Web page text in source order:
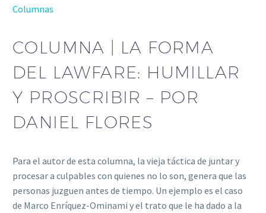
Columnas
COLUMNA | LA FORMA
DEL LAWFARE: HUMILLAR
Y PROSCRIBIR – POR
DANIEL FLORES
Para el autor de esta columna, la vieja táctica de juntar y
procesar a culpables con quienes no lo son, genera que las
personas juzguen antes de tiempo. Un ejemplo es el caso
de Marco Enríquez-Ominami y el trato que le ha dado a la